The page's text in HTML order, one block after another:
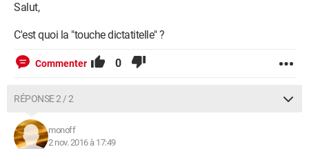
Salut,
C'est quoi la "touche dictatitelle" ?
Commenter 0
RÉPONSE 2 / 2
monoff
2 nov. 2016 à 17:49